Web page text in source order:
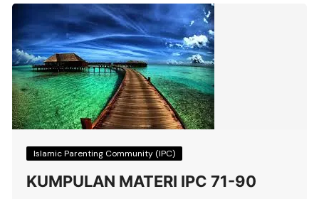
Islamic Parenting Community (IPC)
KUMPULAN MATERI IPC 71-90